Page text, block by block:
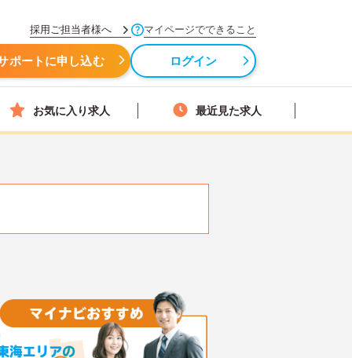
採用ご担当者様へ マイページでできること
ポートに申し込む ログイン
お気に入り求人 最近見た求人